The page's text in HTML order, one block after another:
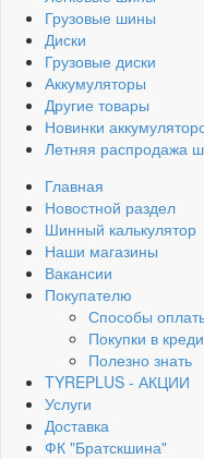
Грузовые шины
Диски
Грузовые диски
Аккумуляторы
Другие товары
Новинки
Летняя распродажа
Главная
Новостной раздел
Шинный калькулятор
Наши магазины
Вакансии
Покупателю
Способы
Покупки в
Полезно знать
TYREPLUS - АКЦИИ
Услуги
Доставка
ФК "Братскшина"